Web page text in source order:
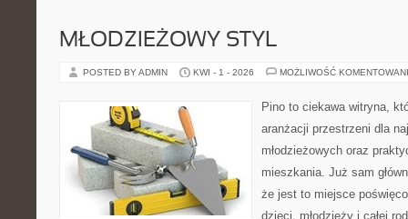
MŁODZIEŻOWY STYL
POSTED BY ADMIN KWI - 1 - 2026 MOŻLIWOŚĆ
Pino to ciekawa witryna,
aranżacji przestrzeni dla
młodzieżowych oraz
mieszkania. Już sam
że jest to miejsce
dzieci, młodzieży i całej